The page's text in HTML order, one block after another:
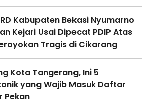
Kabupaten Bekasi Nyumarno
Kejari Usai Dipecat PDIP Atas
Tragis di Cikarang
Kota Tangerang, Ini 5
yang Wajib Masuk Daftar
Pekan